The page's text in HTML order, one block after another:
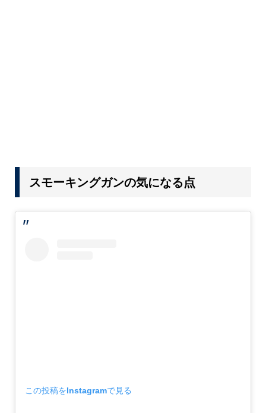
スモーキングガンの気になる点
この投稿をInstagramで見る